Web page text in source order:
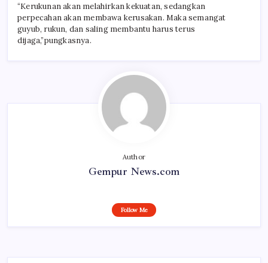
“Kerukunan akan melahirkan kekuatan, sedangkan
perpecahan akan membawa kerusakan. Maka semangat
guyub, rukun, dan saling membantu harus terus
dijaga,”pungkasnya.
Author
Gempur News.com
Follow Me